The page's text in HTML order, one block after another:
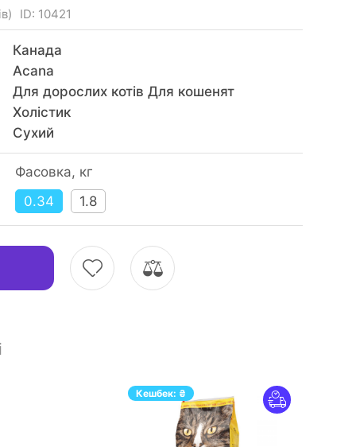
ID: 10421
Канада
Acana
Для дорослих котів Для кошенят
Холістик
Сухий
Фасовка, кг
0.34
1.8
Кешбек: ₴